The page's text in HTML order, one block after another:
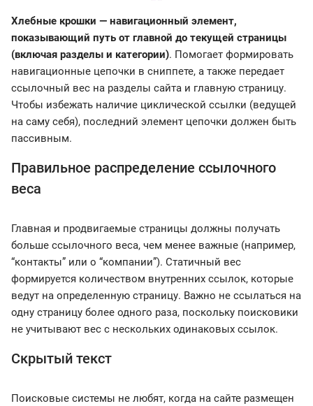
Хлебные крошки — навигационный элемент,
показывающий путь от главной до текущей страницы
(включая разделы и категории). Помогает формировать
навигационные цепочки в сниппете, а также передает
ссылочный вес на разделы сайта и главную страницу.
Чтобы избежать наличие циклической ссылки (ведущей
на саму себя), последний элемент цепочки должен быть
пассивным.
Правильное распределение ссылочного
веса
Главная и продвигаемые страницы должны получать
больше ссылочного веса, чем менее важные (например,
“контакты” или о “компании”). Статичный вес
формируется количеством внутренних ссылок, которые
ведут на определенную страницу. Важно не ссылаться на
одну страницу более одного раза, поскольку поисковики
не учитывают вес с нескольких одинаковых ссылок.
Скрытый текст
Поисковые системы не любят, когда на сайте размещен